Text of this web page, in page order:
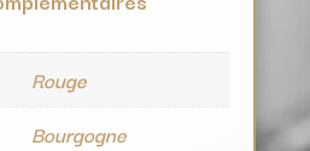
Rouge
Bourgogne